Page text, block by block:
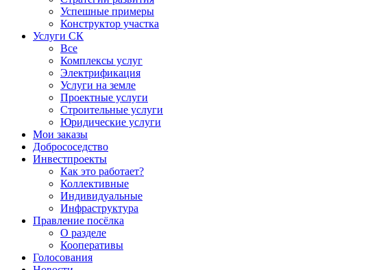
Успешные примеры
Конструктор участка
Услуги СК
Все
Комплексы услуг
Электрификация
Услуги на земле
Проектные услуги
Строительные услуги
Юридические услуги
Мои заказы
Добрососедство
Инвестпроекты
Как это работает?
Коллективные
Индивидуальные
Инфраструктура
Правление посёлка
О разделе
Кооперативы
Голосования